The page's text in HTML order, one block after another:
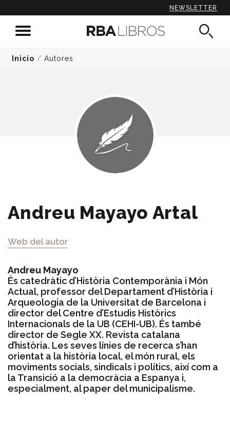
NEWSLETTER
Inicio / Autores
Andreu Mayayo Artal
Web del autor
Andreu Mayayo
És catedràtic d’Història Contemporània i Món
Actual, professor del Departament d’Història i
Arqueologia de la Universitat de Barcelona i
director del Centre d’Estudis Històrics
Internacionals de la UB (CEHI-UB). És també
director de Segle XX. Revista catalana
d’història. Les seves línies de recerca s’han
orientat a la història local, el món rural, els
moviments socials, sindicals i polítics, així com a
la Transició a la democràcia a Espanya i,
especialment, al paper del municipalisme.